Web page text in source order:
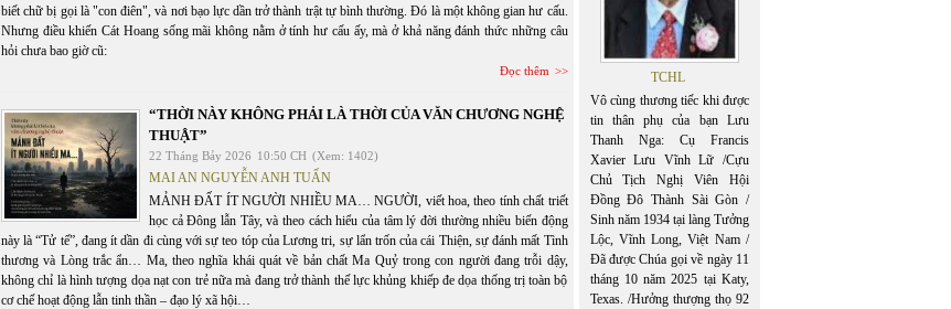
biết chữ bị gọi là "con điên", và nơi bạo lực dần trở thành trật tự bình thường. Đó là một không gian hư cấu.
Nhưng điều khiến Cát Hoang sống mãi không nằm ở tính hư cấu ấy, mà ở khả năng đánh thức những câu
hỏi chưa bao giờ cũ:
Đọc thêm
“THỜI NÀY KHÔNG PHẢI LÀ THỜI CỦA VĂN CHƯƠNG NGHỆ
THUẬT”
22 Tháng Bảy 2026 10:50 CH (Xem: 1402)
MAI AN NGUYỄN ANH TUẤN
MẢNH ĐẤT ÍT NGƯỜI NHIỀU MA… NGƯỜI, viết hoa, theo tính chất triết
học cả Đông lẫn Tây, và theo cách hiểu của tâm lý đời thường nhiều biến động
này là “Tử tế”, đang ít dần đi cùng với sự teo tóp của Lương tri, sự lẩn trốn của cái Thiện, sự đánh mất Tình
thương và Lòng trắc ẩn… Ma, theo nghĩa khái quát về bản chất Ma Quỷ trong con người đang trỗi dậy,
không chỉ là hình tượng dọa nạt con trẻ nữa mà đang trở thành thế lực khủng khiếp đe dọa thống trị toàn bộ
cơ chế hoạt động lẫn tinh thần – đạo lý xã hội…
TCHL
Vô cùng thương tiếc khi được
tin thân phụ của bạn Lưu
Thanh Nga: Cụ Francis
Xavier Lưu Vĩnh Lữ /Cựu
Chủ Tịch Nghị Viên Hội
Đồng Đô Thành Sài Gòn /
Sinh năm 1934 tại làng Tưởng
Lộc, Vĩnh Long, Việt Nam /
Đã được Chúa gọi về ngày 11
tháng 10 năm 2025 tại Katy,
Texas. /Hưởng thượng thọ 92